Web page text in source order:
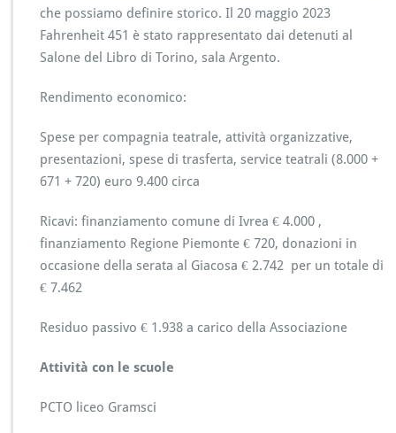
che possiamo definire storico. Il 20 maggio 2023
Fahrenheit 451 è stato rappresentato dai detenuti al
Salone del Libro di Torino, sala Argento.
Rendimento economico:
Spese per compagnia teatrale, attività organizzative,
presentazioni, spese di trasferta, service teatrali (8.000 +
671 + 720) euro 9.400 circa
Ricavi: finanziamento comune di Ivrea € 4.000 ,
finanziamento Regione Piemonte € 720, donazioni in
occasione della serata al Giacosa € 2.742 per un totale di
€ 7.462
Residuo passivo € 1.938 a carico della Associazione
Attività con le scuole
PCTO liceo Gramsci